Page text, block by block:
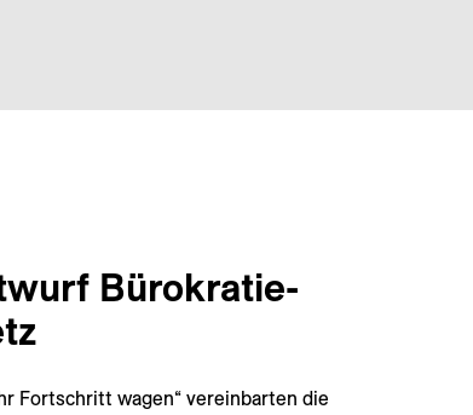
Bürokratie­
Fortschritt wagen“ vereinbarten die